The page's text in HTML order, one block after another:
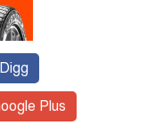
Digg
Plus